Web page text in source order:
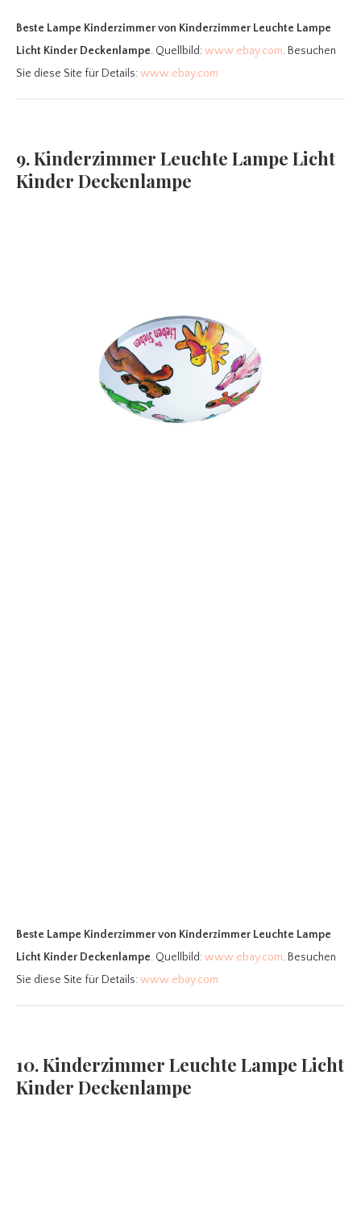
Beste Lampe Kinderzimmervon Kinderzimmer Leuchte Lampe
Licht Kinder Deckenlampe. Quellbild:www.ebay.com. Besuchen
Sie diese Site für Details:www.ebay.com
9. Kinderzimmer Leuchte Lampe Licht
Kinder Deckenlampe
Beste Lampe Kinderzimmervon Kinderzimmer Leuchte Lampe
Licht Kinder Deckenlampe. Quellbild:www.ebay.com. Besuchen
Sie diese Site für Details:www.ebay.com
10. Kinderzimmer Leuchte Lampe Licht
Kinder Deckenlampe